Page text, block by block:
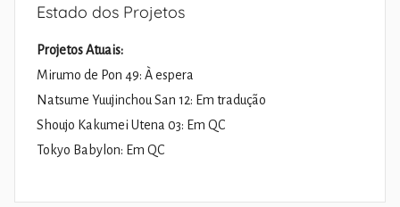
Estado dos Projetos
Projetos Atuais:
Mirumo de Pon 49: À espera
Natsume Yuujinchou San 12: Em tradução
Shoujo Kakumei Utena 03: Em QC
Tokyo Babylon: Em QC